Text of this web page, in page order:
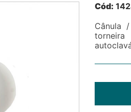
Cód:
Cânula
torneira